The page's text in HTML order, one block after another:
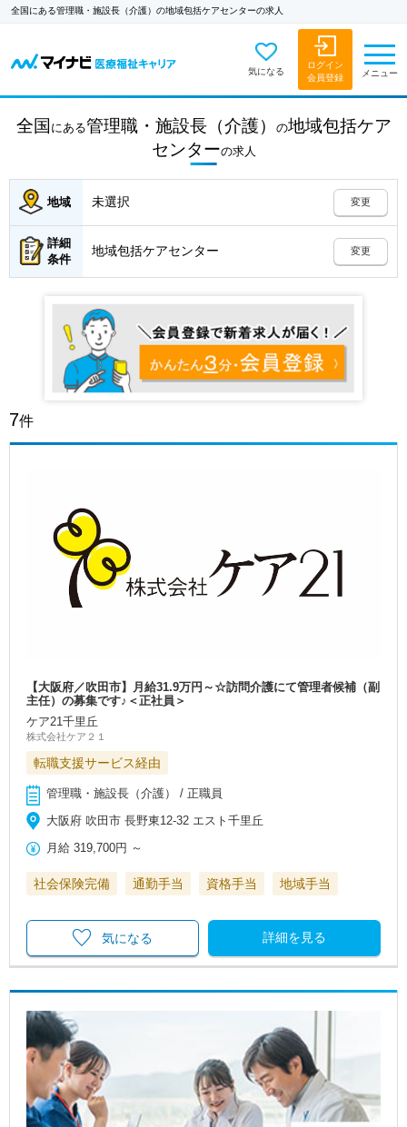
全国にある管理職・施設長（介護）の地域包括ケアセンターの求人
気になる
ログイン
会員登録
メニュー
全国 にある管理職・施設長（介護） の地域包括ケア
センターの求人
地域 未選択 変更
詳細
条件
地域包括ケアセンター 変更
7件
【大阪府／吹田市】月給31.9万円～☆訪問介護にて管理者候補（副
主任）の募集です♪＜正社員＞
ケア21千里丘
株式会社ケア２１
転職支援サービス経由
管理職・施設長（介護） / 正職員
大阪府 吹田市 長野東12-32 エスト千里丘
月給 319,700円 ～
社会保険完備 通勤手当 資格手当 地域手当
詳細を見る
気になる